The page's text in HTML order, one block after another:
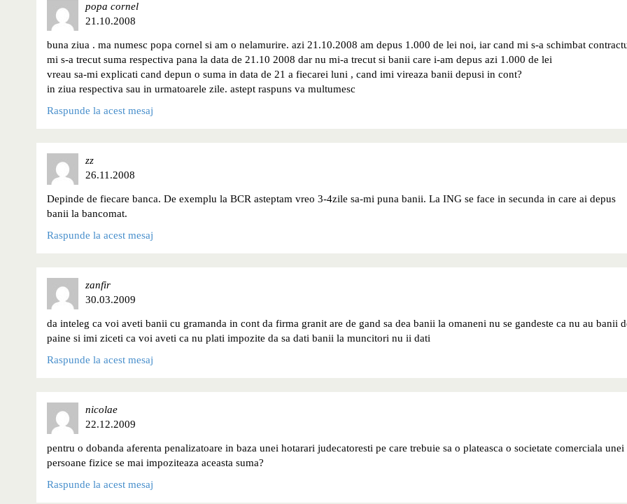
popa cornel
21.10.2008
buna ziua . ma numesc popa cornel si am o nelamurire. azi 21.10.2008 am depus 1.000 de lei noi, iar cand mi s-a schimbat
mi s-a trecut suma respectiva pana la data de 21.10 2008 dar nu mi-a trecut si banii care i-am depus azi 1.000 de lei
vreau sa-mi explicati cand depun o suma in data de 21 a fiecarei luni , cand imi vireaza banii depusi in cont?
in ziua respectiva sau in urmatoarele zile. astept raspuns va multumesc
Raspunde la acest mesaj
zz
26.11.2008
Depinde de fiecare banca. De exemplu la BCR asteptam vreo 3-4zile sa-mi puna banii. La ING se face in secunda in care ai depus
banii la bancomat.
Raspunde la acest mesaj
zanfir
30.03.2009
da inteleg ca voi aveti banii cu gramanda in cont da firma granit are de gand sa dea banii la omaneni nu se gandeste ca nu au banii
paine si imi ziceti ca voi aveti ca nu plati impozite da sa dati banii la muncitori nu ii dati
Raspunde la acest mesaj
nicolae
22.12.2009
pentru o dobanda aferenta penalizatoare in baza unei hotarari judecatoresti pe care trebuie sa o plateasca o societate comerciala unei
persoane fizice se mai impoziteaza aceasta suma?
Raspunde la acest mesaj